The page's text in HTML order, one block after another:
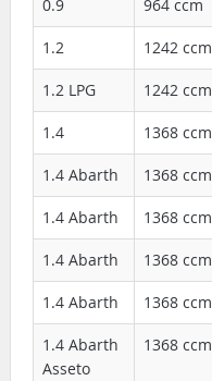
0.9 964 ccm
1.2 1242 ccm
1.2 LPG 1242 ccm
1.4 1368 ccm
1.4 Abarth 1368 ccm
1.4 Abarth 1368 ccm
1.4 Abarth 1368 ccm
1.4 Abarth 1368 ccm
1.4 Abarth
Asseto
1368 ccm